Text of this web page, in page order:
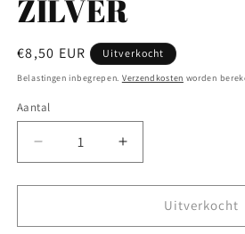
ZILVER
Normale
prijs
€8,50 EUR Uitverkocht
Belastingen inbegrepen. Verzendkosten worden
Aantal
Aantal
Aantal
verlagen
voor
ketting
Aantal
verhogen
voor
Lange
ketting
Uitverkocht